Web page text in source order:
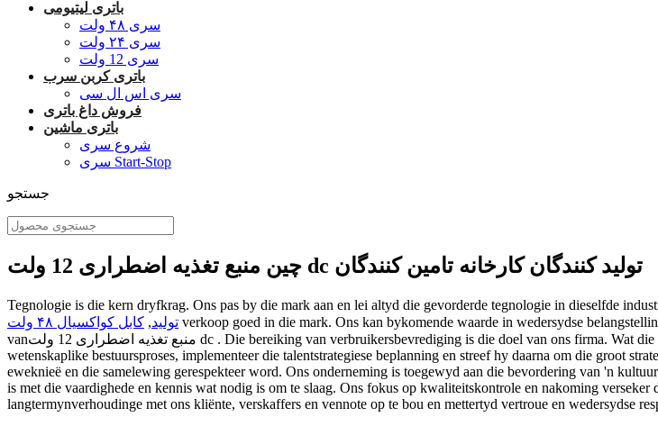
باتری لیتیومی
سری ۴۸ ولت
سری ۲۴ ولت
سری 12 ولت
باتری کربن سرب
سری اس ال سی
فروش داغ باتری
باتری ماشین
شروع سری
سری Start-Stop
جستجو
چین منبع تغذیه اضطراری 12 ولت dc تولید کنندگان کارخانه تامین کنندگان
Tegnologie is die kern dryfkrag. Ons pas by die mark aan en lei altyd die gevorderde tegnologie in dieselfde
تولید, کابل کواکسیال ۴۸ ولت
verkoop goed in die mark. Ons kan bykomende waarde in wedersydse
vanمنبع تغذیه اضطراری 12 ولت dc . Die bereiking van verbruikersbevrediging is die doel van ons firma. Wat die ontwikkeling van ondernemings betref, bevorder ons onderneming voortdurend die
wetenskaplike bestuursproses, implementeer die talentstrategiese beplanning en streef hy daarna om die groot
eweknieë en die samelewing gerespekteer word. Ons onderneming is toegewyd aan die bevordering van 'n
is met die vaardighede en kennis wat nodig is om te slaag. Ons fokus op kwaliteitskontrole en nakoming
langtermynverhoudinge met ons kliënte, verskaffers en vennote op te bou en mettertyd vertroue en wedersydse